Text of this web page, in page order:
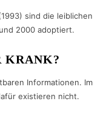
sind die leiblichen
2000 adoptiert.
KRANK?
Informationen. Im
existieren nicht.